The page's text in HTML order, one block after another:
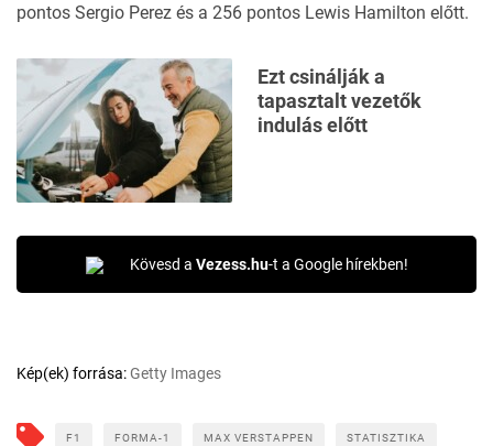
pontos Sergio Perez és a 256 pontos Lewis Hamilton előtt.
Ezt csinálják a
tapasztalt vezetők
indulás előtt
Kövesd a Vezess.hu-t a Google hírekben!
Kép(ek) forrása:Getty Images
F1 FORMA-1 MAX VERSTAPPEN STATISZTIKA